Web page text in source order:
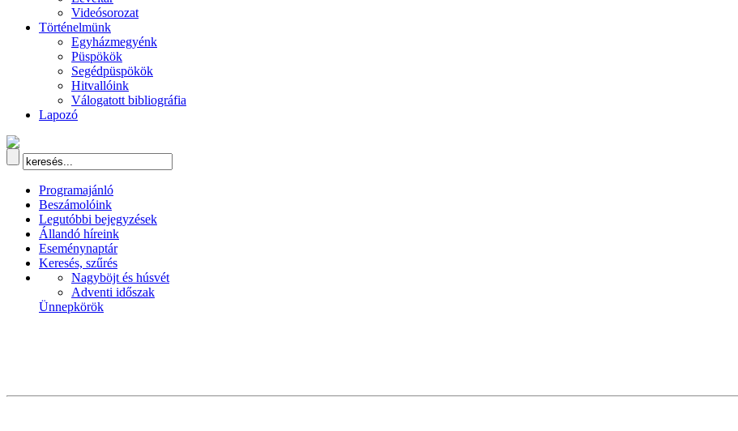
Videósorozat
Történelmünk
Egyházmegyénk
Püspökök
Segédpüspökök
Hitvallóink
Válogatott bibliográfia
Lapozó
Programajánló
Beszámolóink
Legutóbbi bejegyzések
Állandó híreink
Eseménynaptár
Keresés, szűrés
Nagyböjt és húsvét
Adventi időszak
Ünnepkörök